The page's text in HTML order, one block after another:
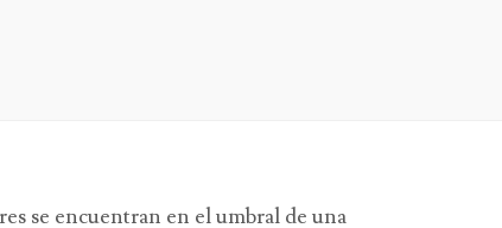
se encuentran en el umbral de una